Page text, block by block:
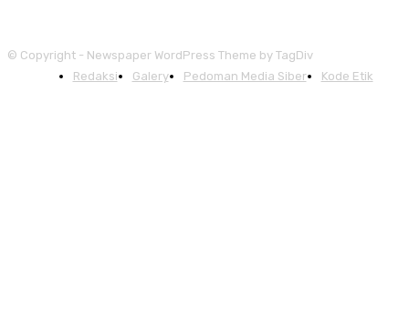
© Copyright - Newspaper WordPress Theme by TagDiv
Redaksi
Galery Pedoman Media Siber Kode Etik